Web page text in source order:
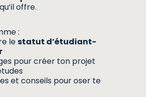
offre.
:
lestatut d’étudiant-
pour créer ton projet
et conseils pour oser te